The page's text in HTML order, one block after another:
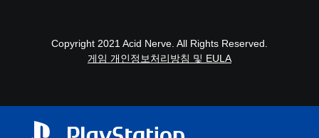
Copyright 2021 Acid Nerve. All Rights Reserved.
게임 개인정보처리방침 및 EULA